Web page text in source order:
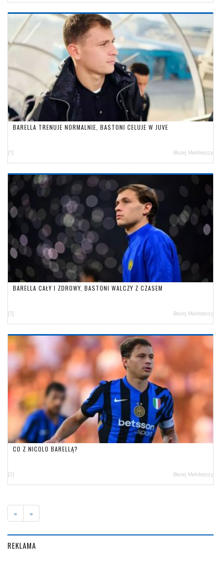
BARELLA TRENUJE NORMALNIE, BASTONI CELUJE W JUVE
[1] Błażej Małolepszy
BARELLA CAŁY I ZDROWY, BASTONI WALCZY Z CZASEM
[1] Błażej Małolepszy
CO Z NICOLO BARELLĄ?
[3] Błażej Małolepszy
« »
REKLAMA